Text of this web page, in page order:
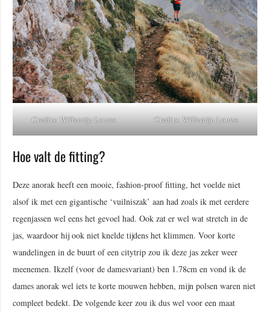
Credits: Willemijn Louws Credits: Willemijn Louws
Hoe valt de fitting?
Deze anorak heeft een mooie, fashion-proof fitting, het voelde niet
alsof ik met een gigantische ‘vuilniszak’ aan had zoals ik met eerdere
regenjassen wel eens het gevoel had. Ook zat er wel wat stretch in de
jas, waardoor hij ook niet knelde tijdens het klimmen. Voor korte
wandelingen in de buurt of een citytrip zou ik deze jas zeker weer
meenemen. Ikzelf (voor de damesvariant) ben 1.78cm en vond ik de
dames anorak wel iets te korte mouwen hebben, mijn polsen waren niet
compleet bedekt. De volgende keer zou ik dus wel voor een maat